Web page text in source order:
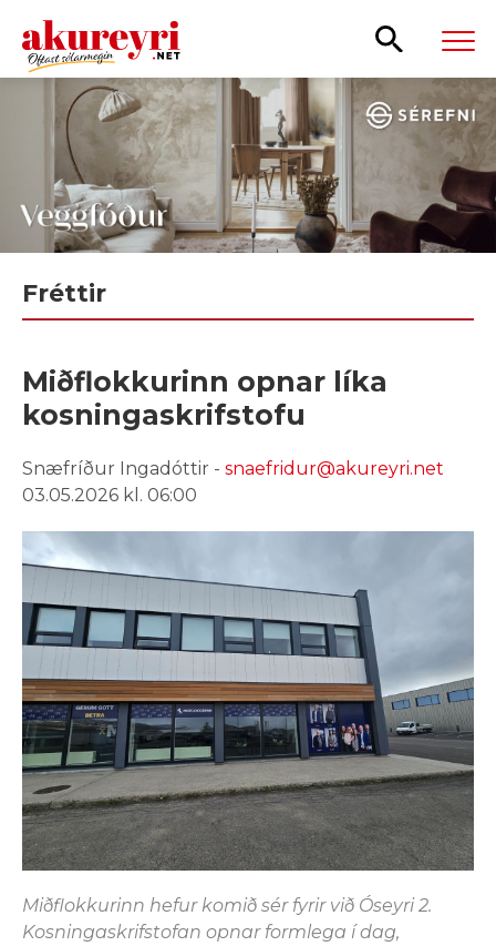
Leita
Fréttir
Miðflokkurinn opnar líka
kosningaskrifstofu
Snæfríður Ingadóttir - snaefridur@akureyri.net
03.05.2026 kl. 06:00
Miðflokkurinn hefur komið sér fyrir við Óseyri 2.
Kosningaskrifstofan opnar formlega í dag,